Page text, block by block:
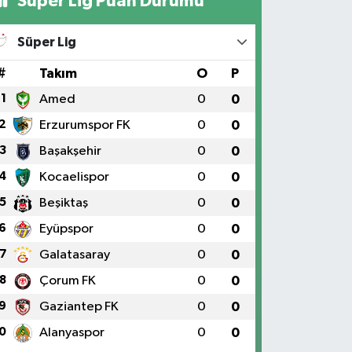
Süper Lig
Takım O P
1 Amed 0 0
Erzurumspor FK 0 0
3 Başakşehir 0 0
Kocaelispor 0 0
5 Beşiktaş 0 0
Eyüpspor 0 0
7 Galatasaray 0 0
8 Çorum FK 0 0
Gaziantep FK 0 0
Alanyaspor 0 0